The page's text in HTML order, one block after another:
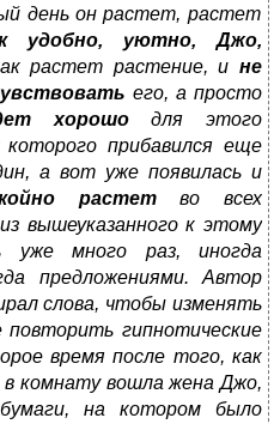
день он растет, растет
удобно, уютно, Джо,
растет растение, и не
его, а просто
хорошодля этого
прибавился еще
а вот уже появилась и
растетво всех
вышеуказанного к этому
уже много раз, иногда
предложениями. Автор
слова, чтобы изменять
гипнотические
время после того, как
комнату вошла жена Джо,
на котором было